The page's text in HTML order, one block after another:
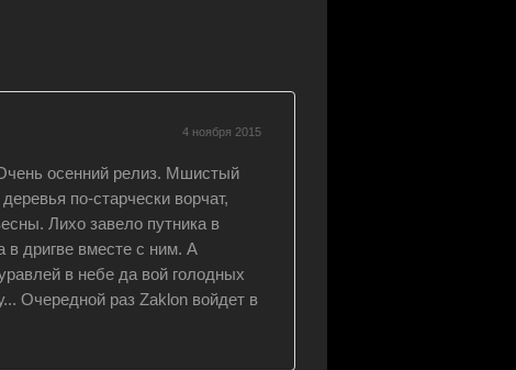
4 ноября 2015
осенний релиз. Мшистый
по-старчески ворчат,
Лихо завело путника в
в дригве вместе с ним. А
в небе да вой голодных
Очередной раз Zaklon войдет в